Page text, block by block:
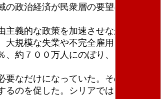
政治経済が民衆層の要望に応えら
義的な政策を加速させながら、ア
規模な失業や不完全雇用（特に若
約７００万人にのぼり、さらに
なだけになっていた。そのきっか
のを促した。シリアでは、国民の